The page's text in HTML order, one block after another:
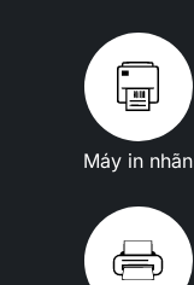
Máy in nhãn